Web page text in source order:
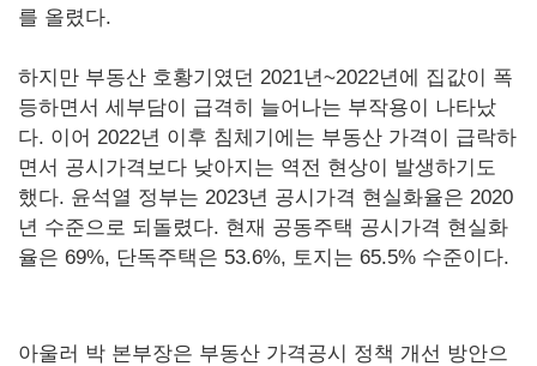
를 올렸다.
하지만 부동산 호황기였던 2021년~2022년에 집값이 폭
등하면서 세부담이 급격히 늘어나는 부작용이 나타났
다. 이어 2022년 이후 침체기에는 부동산 가격이 급락하
면서 공시가격보다 낮아지는 역전 현상이 발생하기도
했다. 윤석열 정부는 2023년 공시가격 현실화율은 2020
년 수준으로 되돌렸다. 현재 공동주택 공시가격 현실화
율은 69%, 단독주택은 53.6%, 토지는 65.5% 수준이다.
아울러 박 본부장은 부동산 가격공시 정책 개선 방안으